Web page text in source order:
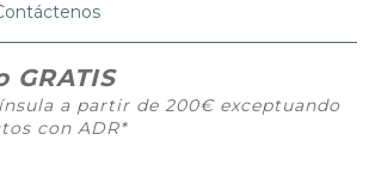
GRATIS
a partir de 200€ exceptuando
con ADR*